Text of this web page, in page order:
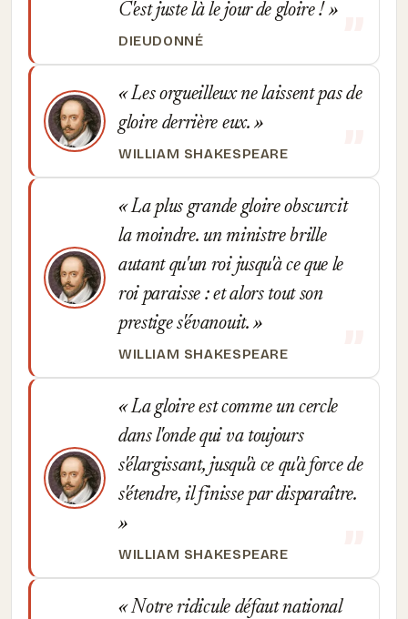
C'est juste là le jour de gloire !
DIEUDONNÉ
Les orgueilleux ne laissent pas de
gloire derrière eux.
WILLIAM SHAKESPEARE
La plus grande gloire obscurcit
la moindre. un ministre brille
autant qu'un roi jusqu'à ce que le
roi paraisse : et alors tout son
prestige s'évanouit.
WILLIAM SHAKESPEARE
La gloire est comme un cercle
dans l'onde qui va toujours
s'élargissant, jusqu'à ce qu'à force de
s'étendre, il finisse par disparaître.
WILLIAM SHAKESPEARE
Notre ridicule défaut national